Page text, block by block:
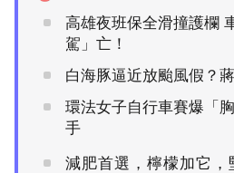
高雄夜班保全滑撞護欄
駕」亡！
白海豚逼近放颱風假？
環法女子自行車賽爆「
手
減肥首選，檸檬加它，